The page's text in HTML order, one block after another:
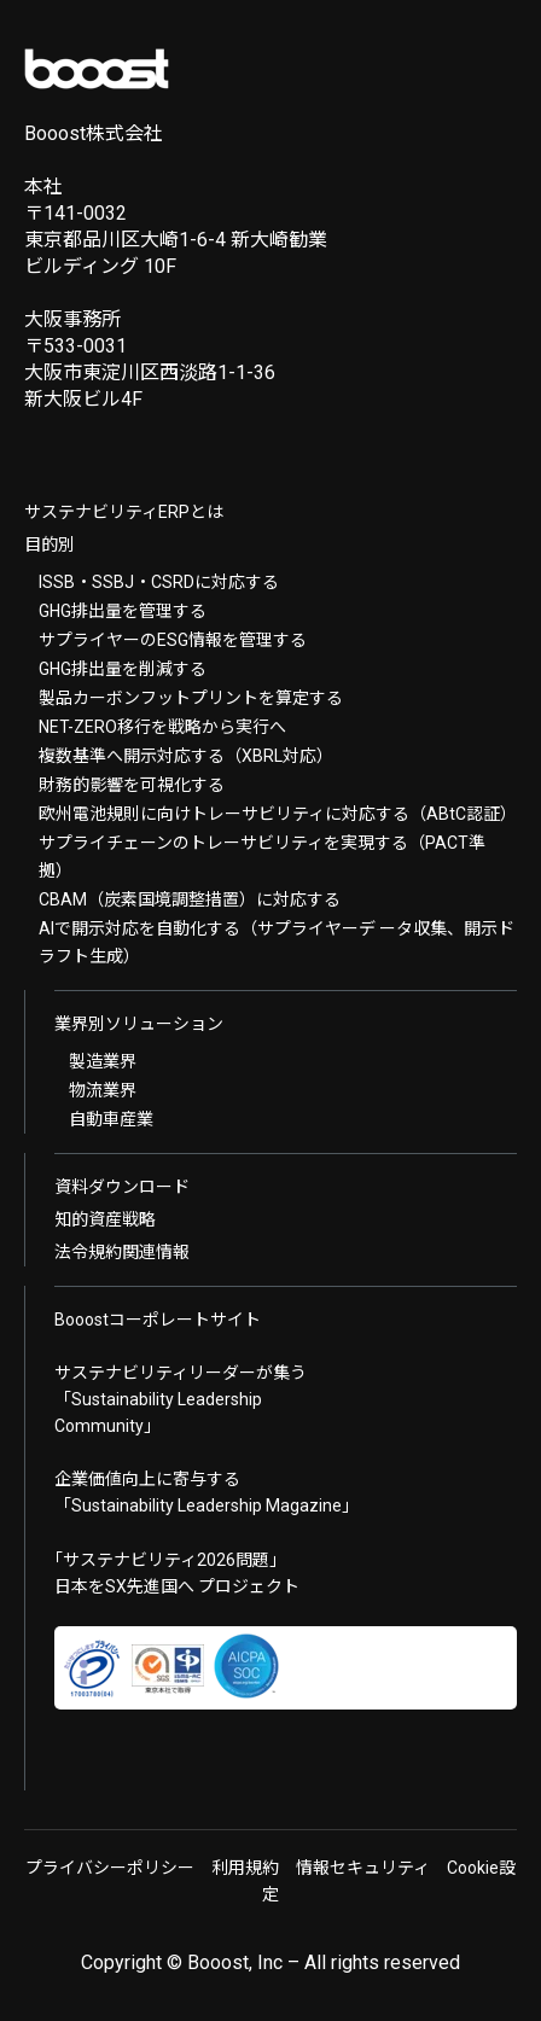
Booost株式会社
本社
〒141-0032
東京都品川区大崎1-6-4 新大崎勧業
ビルディング 10F
大阪事務所
〒533-0031
大阪市東淀川区西淡路1-1-36
新大阪ビル4F
サステナビリティERPとは
目的別
ISSB・SSBJ・CSRDに対応する
GHG排出量を管理する
サプライヤーのESG情報を管理する
GHG排出量を削減する
製品カーボンフットプリントを算定する
NET-ZERO移行を戦略から実行へ
複数基準へ開示対応する（XBRL対応）
財務的影響を可視化する
欧州電池規則に向けトレーサビリティに対応する（ABtC認証）
サプライチェーンのトレーサビリティを実現する（PACT準
拠）
CBAM（炭素国境調整措置）に対応する
AIで開示対応を自動化する（サプライヤーデ ータ収集、開示ド
ラフト生成）
業界別ソリューション
製造業界
物流業界
自動車産業
資料ダウンロード
知的資産戦略
法令規約関連情報
Booostコーポレートサイト
サステナビリティリーダーが集う
「Sustainability Leadership
Community」
企業価値向上に寄与する
「Sustainability Leadership Magazine」
｢サステナビリティ2026問題｣
日本をSX先進国へ プロジェクト
プライバシーポリシー 利用規約 情報セキュリティ
Cookie設
定
Copyright © Booost, Inc – All rights reserved